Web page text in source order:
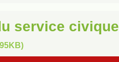
service civique